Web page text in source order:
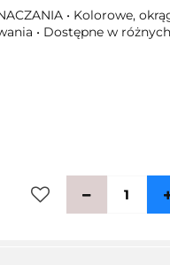
klejem,
• Kolorowe,
• Dostępne w